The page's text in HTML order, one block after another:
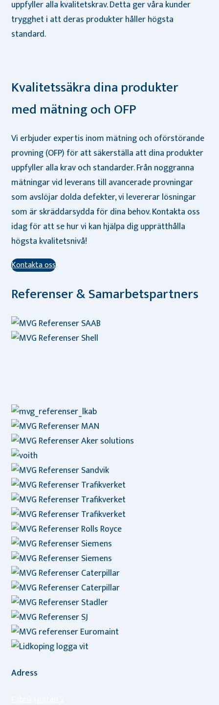
uppfyller alla kvalitetskrav. Detta ger våra kunder
trygghet i att deras produkter håller högsta
standard.
Kvalitetssäkra dina produkter
med mätning och OFP
Vi erbjuder expertis inom mätning och oförstörande
provning (OFP) för att säkerställa att dina produkter
uppfyller alla krav och standarder. Från noggranna
mätningar vid leverans till avancerade provningar
som avslöjar dolda defekter, vi levererar lösningar
som är skräddarsydda för dina behov. Kontakta oss
idag för att se hur vi kan hjälpa dig upprätthålla
högsta kvalitetsnivå!
Kontakta oss
Referenser & Samarbetspartners
Adress